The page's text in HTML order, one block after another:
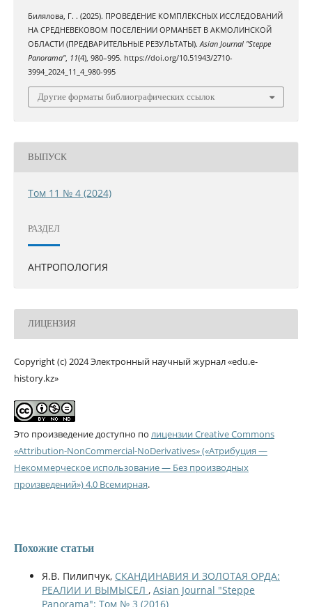
Билялова, Г. . (2025). ПРОВЕДЕНИЕ КОМПЛЕКСНЫХ ИССЛЕДОВАНИЙ
НА СРЕДНЕВЕКОВОМ ПОСЕЛЕНИИ ОРМАНБЕТ В АКМОЛИНСКОЙ
ОБЛАСТИ (ПРЕДВАРИТЕЛЬНЫЕ РЕЗУЛЬТАТЫ).Asian Journal "Steppe
Panorama", 11(4), 980–995. https://doi.org/10.51943/2710-
3994_2024_11_4_980-995
Другие форматы библиографических ссылок
ВЫПУСК
Том 11 № 4 (2024)
РАЗДЕЛ
АНТРОПОЛОГИЯ
ЛИЦЕНЗИЯ
Copyright (c) 2024 Электронный научный журнал «edu.e-
history.kz»
Это произведение доступно по лицензии Creative Commons
«Attribution-NonCommercial-NoDerivatives» («Атрибуция —
Некоммерческое использование — Без производных
произведений») 4.0 Всемирная.
Похожие статьи
Я.В. Пилипчук, СКАНДИНАВИЯ И ЗОЛОТАЯ ОРДА:
РЕАЛИИ И ВЫМЫСЕЛ , Asian Journal "Steppe
Panorama": Том № 3 (2016)